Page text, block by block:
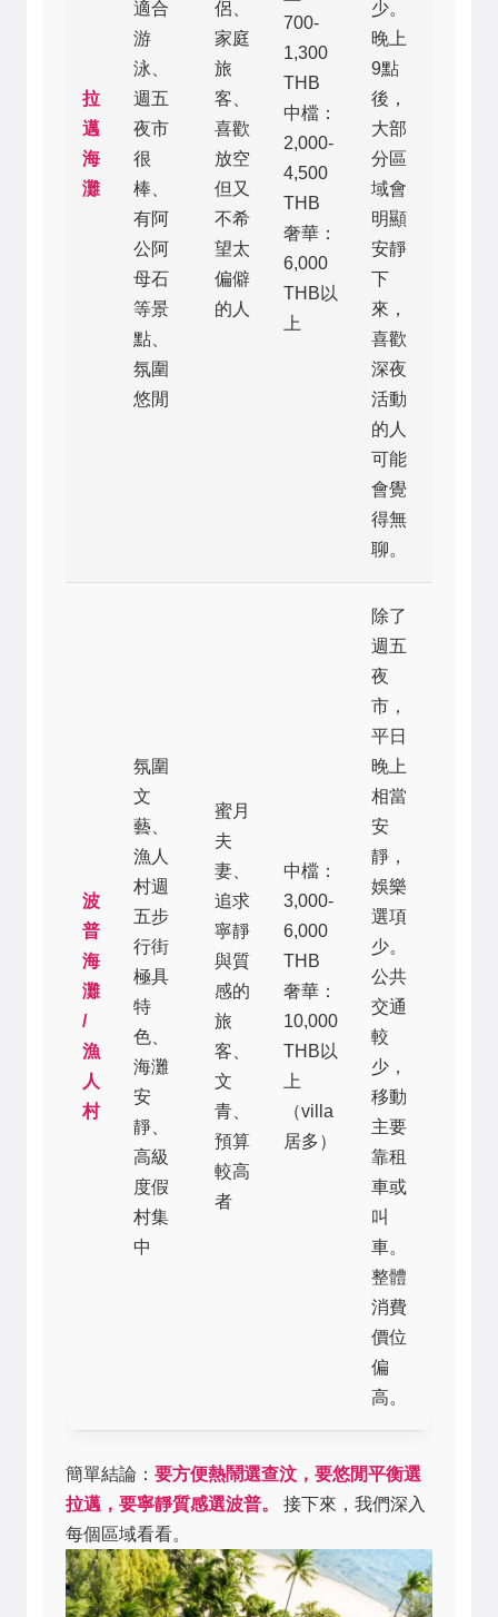
拉
邁
海
灘
適合
游
泳、
週五
夜市
很
棒、
有阿
公阿
母石
等景
點、
氛圍
悠閒
侶、
家庭
旅
客、
喜歡
放空
但又
不希
望太
偏僻
的人
700-
1,300
THB
中檔：
2,000-
4,500
THB
奢華：
6,000
THB以
上
少。
晚上
9點
後，
大部
分區
域會
明顯
安靜
下
來，
喜歡
深夜
活動
的人
可能
會覺
得無
聊。
波
普
海
灘
/
漁
人
村
氛圍
文
藝、
漁人
村週
五步
行街
極具
特
色、
海灘
安
靜、
高級
度假
村集
中
蜜月
夫
妻、
追求
寧靜
與質
感的
旅
客、
文
青、
預算
較高
者
中檔：
3,000-
6,000
THB
奢華：
10,000
THB以
上
（villa
居多）
除了
週五
夜
市，
平日
晚上
相當
安
靜，
娛樂
選項
少。
公共
交通
較
少，
移動
主要
靠租
車或
叫
車。
整體
消費
價位
偏
高。
簡單結論： 要方便熱鬧選查汶，要悠閒平衡選
拉邁，要寧靜質感選波普。
接下來，我們深入
每個區域看看。